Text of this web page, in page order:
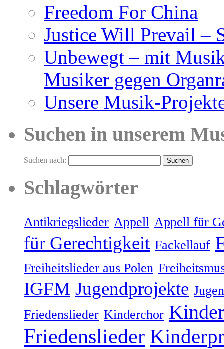
Freedom For China
Justice Will Prevail –
Unbewegt – mit
Musiker gegen
Unsere Musik-
Suchen in unserem
Suchen nach:
Schlagwörter
Antikriegslieder Appell Appell für
für Gerechtigkeit Fackellauf
Freiheitslieder aus Polen
IGFM Jugendprojekte
Friedenslieder Kinderchor
Friedenslieder